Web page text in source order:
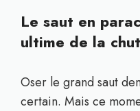
Le saut en
ultime de la
Oser le grand saut
certain. Mais ce